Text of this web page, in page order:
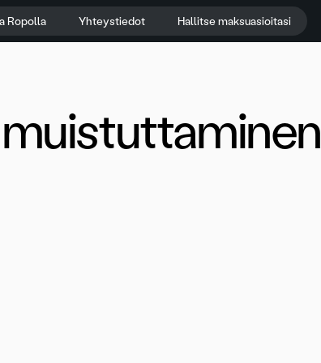
Ropolla Yhteystiedot Hallitse maksuasioitasi